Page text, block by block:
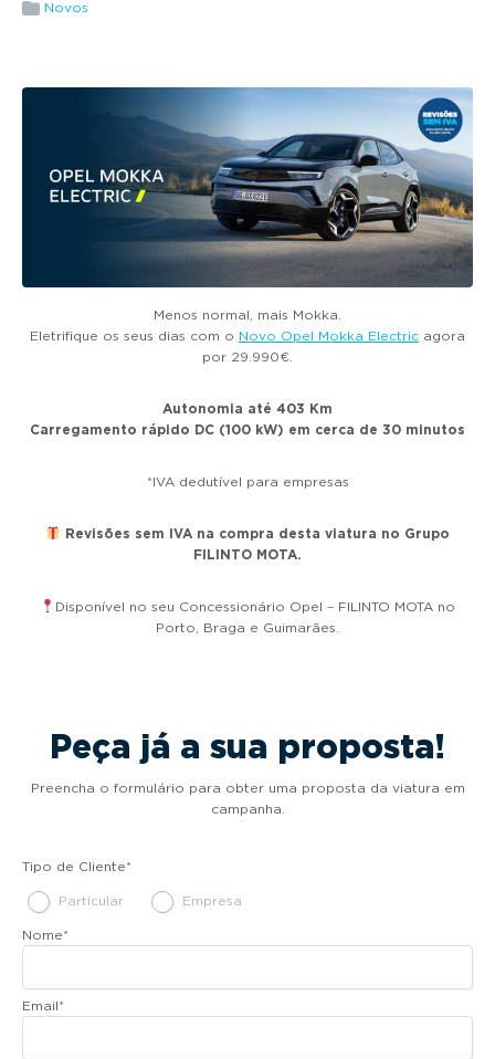
g
i
Novos
Menos normal, mais Mokka.
Eletrifique os seus dias com o Novo Opel Mokka Electric agora
por 29.990€.
Autonomia até 403 Km
Carregamento rápido DC (100 kW) em cerca de 30 minutos
*IVA dedutível para empresas
Revisões sem IVA na compra desta viatura no Grupo
FILINTO MOTA.
Disponível no seu Concessionário Opel – FILINTO MOTA no
Porto, Braga e Guimarães.
Peça já a sua proposta!
Preencha o formulário para obter uma proposta da viatura em
campanha.
Tipo de Cliente*
Particular Empresa
Nome*
Email*